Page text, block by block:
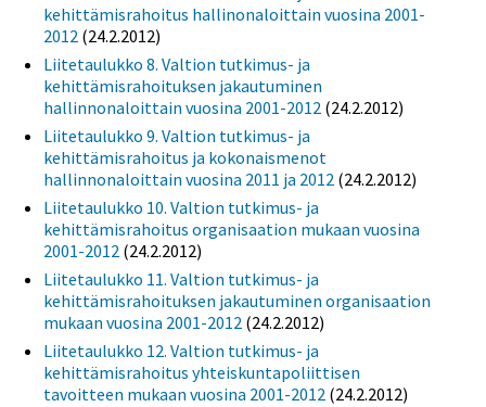
kehittämisrahoitus hallinonaloittain vuosina 2001-
2012 (24.2.2012)
Liitetaulukko 8. Valtion tutkimus- ja
kehittämisrahoituksen jakautuminen
hallinnonaloittain vuosina 2001-2012 (24.2.2012)
Liitetaulukko 9. Valtion tutkimus- ja
kehittämisrahoitus ja kokonaismenot
hallinnonaloittain vuosina 2011 ja 2012 (24.2.2012)
Liitetaulukko 10. Valtion tutkimus- ja
kehittämisrahoitus organisaation mukaan vuosina
2001-2012 (24.2.2012)
Liitetaulukko 11. Valtion tutkimus- ja
kehittämisrahoituksen jakautuminen organisaation
mukaan vuosina 2001-2012 (24.2.2012)
Liitetaulukko 12. Valtion tutkimus- ja
kehittämisrahoitus yhteiskuntapoliittisen
tavoitteen mukaan vuosina 2001-2012 (24.2.2012)